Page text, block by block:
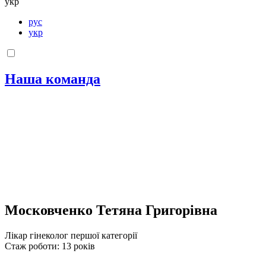
рус
укр
Наша команда
Московченко Тетяна Григорівна
Лікар гінеколог першої категорії
Стаж роботи: 13 років